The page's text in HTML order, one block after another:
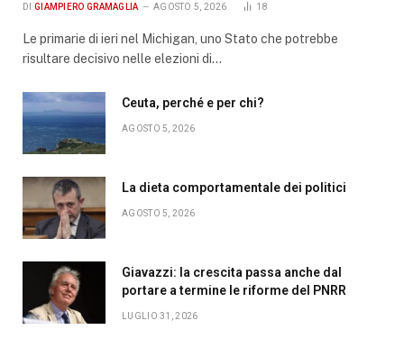
DI GIAMPIERO GRAMAGLIA AGOSTO 5, 2026 18
Le primarie di ieri nel Michigan, uno Stato che potrebbe
risultare decisivo nelle elezioni di…
Ceuta, perché e per chi?
AGOSTO 5, 2026
La dieta comportamentale dei politici
AGOSTO 5, 2026
Giavazzi: la crescita passa anche dal
portare a termine le riforme del PNRR
LUGLIO 31, 2026